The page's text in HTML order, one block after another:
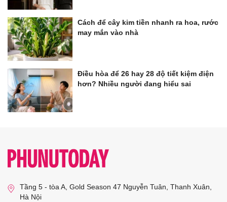
Cách để cây kim tiền nhanh ra hoa, rước
may mắn vào nhà
Điều hòa để 26 hay 28 độ tiết kiệm điện
hơn? Nhiều người đang hiểu sai
Tầng 5 - tòa A, Gold Season 47 Nguyễn Tuân, Thanh Xuân,
Hà Nội